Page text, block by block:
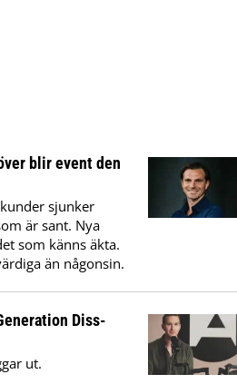
blir event den
sjunker
är sant. Nya
som känns äkta.
än någonsin.
Diss-
ut.